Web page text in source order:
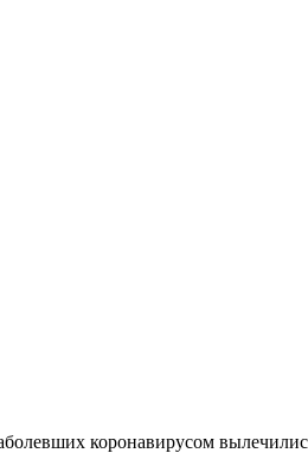
коронавирусом